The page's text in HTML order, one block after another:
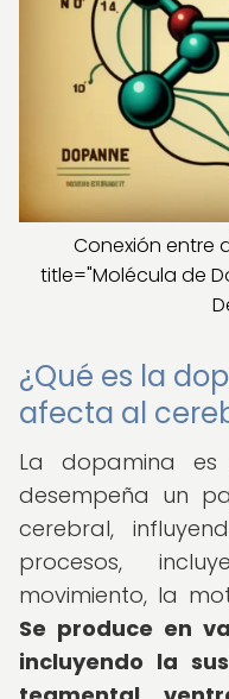
Conexión entre
title="Molécula de
¿Qué es la
afecta al
La dopamina es
desempeña un
cerebral,
procesos,
movimiento, la
Se produce en
incluyendo la